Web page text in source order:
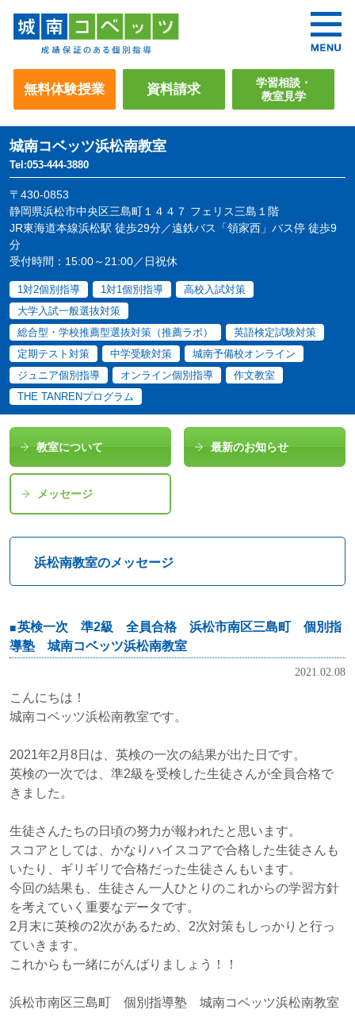
無料体験授業 資料請求
学習相談・
教室見学
城南コベッツ浜松南教室
Tel:053-444-3880
〒430-0853
静岡県浜松市中央区三島町１４４７ フェリス三島１階
JR東海道本線浜松駅 徒歩29分／遠鉄バス「領家西」バス停 徒歩9
分
受付時間：15:00～21:00／日祝休
1対2個別指導 1対1個別指導
高校入試対策
大学入試一般選抜対策
総合型・学校推薦型選抜対策（推薦ラボ）
英語検定試験対策
定期テスト対策
中学受験対策
城南予備校オンライン
ジュニア個別指導
オンライン個別指導
作文教室
THE TANRENプログラム
教室について 最新のお知らせ
メッセージ
浜松南教室のメッセージ
英検一次 準2級 全員合格 浜松市南区三島町 個別指
導塾 城南コベッツ浜松南教室
2021.02.08
こんにちは！
城南コベッツ浜松南教室です。
2021年2月8日は、英検の一次の結果が出た日です。
英検の一次では、準2級を受検した生徒さんが全員合格で
きました。
生徒さんたちの日頃の努力が報われたと思います。
スコアとしては、かなりハイスコアで合格した生徒さんも
いたり、ギリギリで合格だった生徒さんもいます。
今回の結果も、生徒さん一人ひとりのこれからの学習方針
を考えていく重要なデータです。
2月末に英検の2次があるため、2次対策もしっかりと行っ
ていきます。
これからも一緒にがんばりましょう！！
浜松市南区三島町 個別指導塾 城南コベッツ浜松南教室